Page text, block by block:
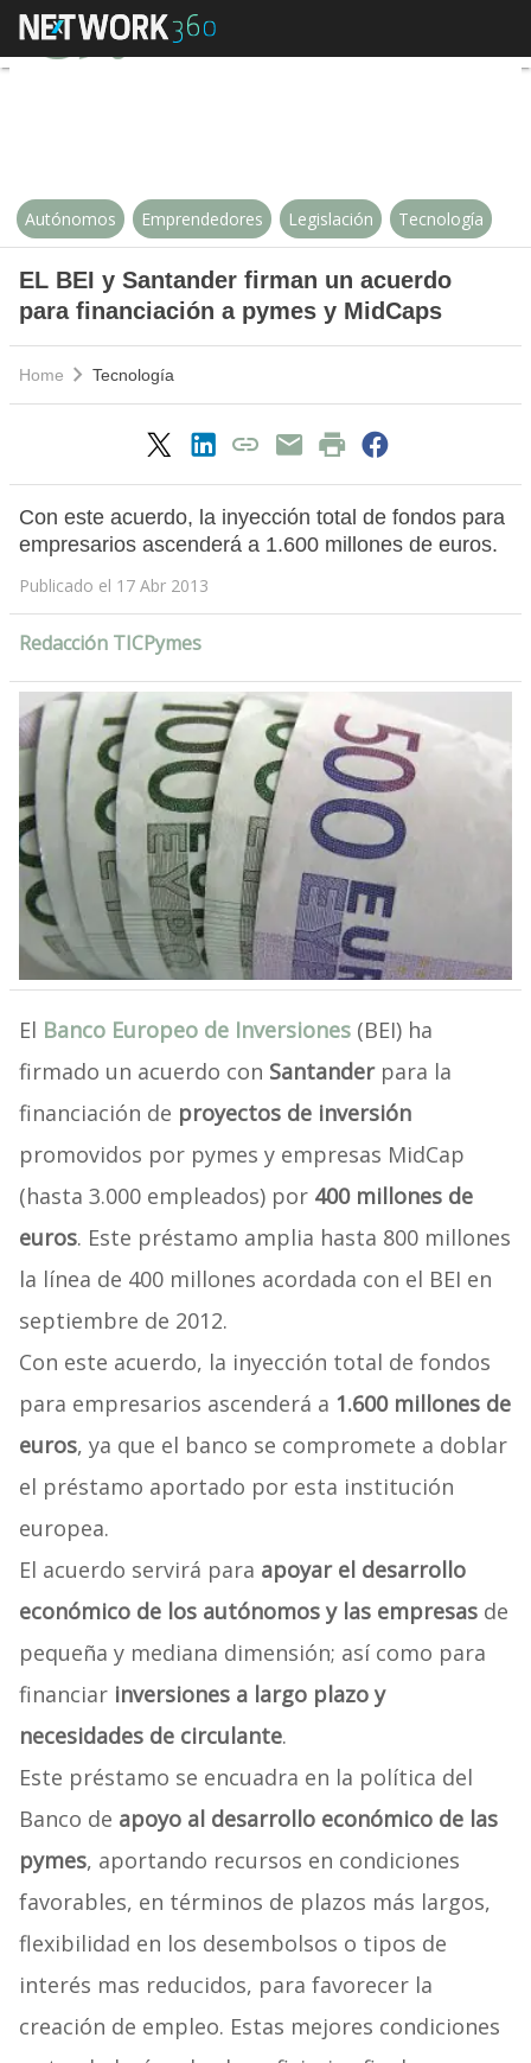
EL BEI y Santander firman un
Autónomos Emprendedores Legislación Tecnología
EL BEI y Santander firman un acuerdo
para financiación a pymes y MidCaps
Home Tecnología
Con este acuerdo, la inyección total de fondos para
empresarios ascenderá a 1.600 millones de euros.
Publicado el 17 Abr 2013
Redacción TICPymes
El Banco Europeo de Inversiones(BEI) ha
firmado un acuerdo con Santanderpara la
financiación de proyectos de inversión
promovidos por pymes y empresas MidCap
(hasta 3.000 empleados) por 400 millones de
euros. Este préstamo amplia hasta 800 millones
la línea de 400 millones acordada con el BEI en
septiembre de 2012.
Con este acuerdo, la inyección total de fondos
para empresarios ascenderá a 1.600 millones de
euros, ya que el banco se compromete a doblar
el préstamo aportado por esta institución
europea.
El acuerdo servirá para apoyar el desarrollo
económico de los autónomos y las empresas de
pequeña y mediana dimensión; así como para
financiar inversiones a largo plazo y
necesidades de circulante.
Este préstamo se encuadra en la política del
Banco de apoyo al desarrollo económico de las
pymes, aportando recursos en condiciones
favorables, en términos de plazos más largos,
flexibilidad en los desembolsos o tipos de
interés mas reducidos, para favorecer la
creación de empleo. Estas mejores condiciones